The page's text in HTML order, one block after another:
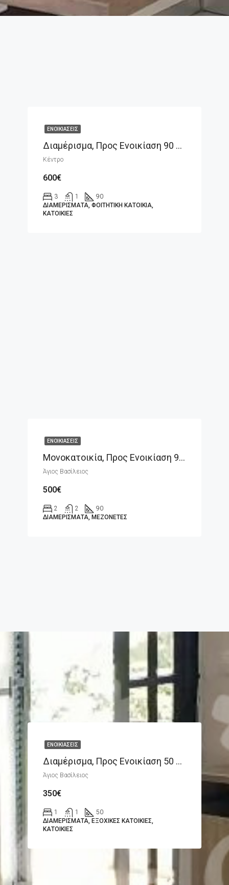
ΕΝΟΙΚΙΆΣΕΙΣ
Διαμέρισμα, Προς Ενοικίαση 90 Τ.μ.
Κέντρο
600€
3 1
90
ΔΙΑΜΕΡΊΣΜΑΤΑ, ΦΟΙΤΗΤΙΚΉ ΚΑΤΟΙΚΊΑ,
ΚΑΤΟΙΚΊΕΣ
ΕΝΟΙΚΙΆΣΕΙΣ
Μονοκατοικία, Προς Ενοικίαση 90 Τ.μ.
Άγιος Βασίλειος
500€
2 2
90
ΔΙΑΜΕΡΊΣΜΑΤΑ, ΜΕΖΟΝΈΤΕΣ
ΕΝΟΙΚΙΆΣΕΙΣ
Διαμέρισμα, Προς Ενοικίαση 50 Τ.μ.
Άγιος Βασίλειος
350€
1 1
50
ΔΙΑΜΕΡΊΣΜΑΤΑ, ΕΞΟΧΙΚΈΣ ΚΑΤΟΙΚΊΕΣ,
ΚΑΤΟΙΚΊΕΣ